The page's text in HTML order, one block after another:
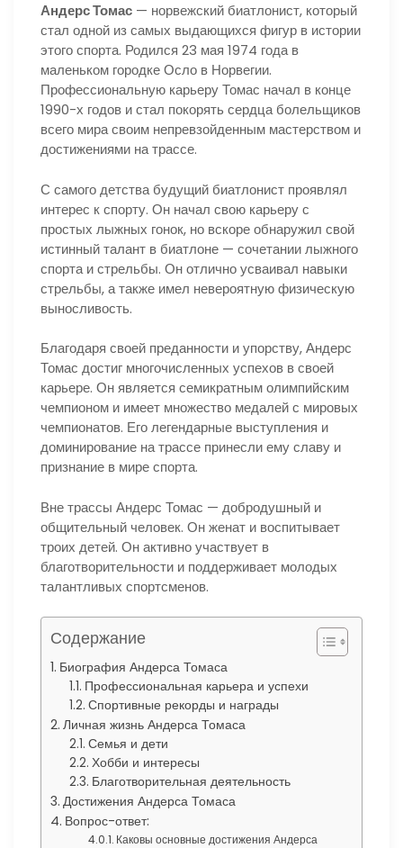
Андерс Томас — норвежский биатлонист, который
стал одной из самых выдающихся фигур в истории
этого спорта. Родился 23 мая 1974 года в
маленьком городке Осло в Норвегии.
Профессиональную карьеру Томас начал в конце
1990-х годов и стал покорять сердца болельщиков
всего мира своим непревзойденным мастерством и
достижениями на трассе.
С самого детства будущий биатлонист проявлял
интерес к спорту. Он начал свою карьеру с
простых лыжных гонок, но вскоре обнаружил свой
истинный талант в биатлоне — сочетании лыжного
спорта и стрельбы. Он отлично усваивал навыки
стрельбы, а также имел невероятную физическую
выносливость.
Благодаря своей преданности и упорству, Андерс
Томас достиг многочисленных успехов в своей
карьере. Он является семикратным олимпийским
чемпионом и имеет множество медалей с мировых
чемпионатов. Его легендарные выступления и
доминирование на трассе принесли ему славу и
признание в мире спорта.
Вне трассы Андерс Томас — добродушный и
общительный человек. Он женат и воспитывает
троих детей. Он активно участвует в
благотворительности и поддерживает молодых
талантливых спортсменов.
Содержание
Биография Андерса Томаса
Профессиональная карьера и успехи
Спортивные рекорды и награды
Личная жизнь Андерса Томаса
Семья и дети
Хобби и интересы
Благотворительная деятельность
Достижения Андерса Томаса
Вопрос-ответ:
Каковы основные достижения Андерса